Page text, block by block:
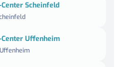
Scheinfeld
Uffenheim